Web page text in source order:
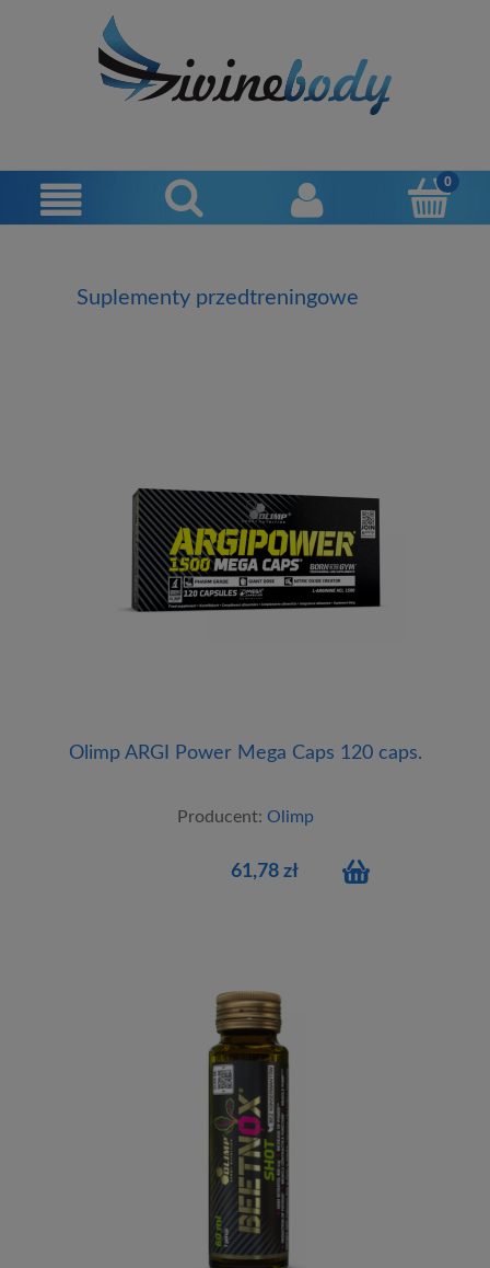
Suplementy przedtreningowe
Olimp ARGI Power Mega Caps 120 caps.
Producent: Olimp
61,78 zł